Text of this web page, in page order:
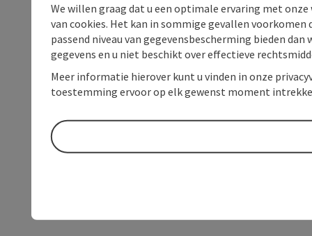
We willen graag dat u een optimale ervaring met
van cookies. Het kan in sommige gevallen voorkomen
passend niveau van gegevensbescherming bieden
gegevens en u niet beschikt over effectieve
Meer informatie hierover kunt u vinden in onze
toestemming ervoor op elk gewenst moment